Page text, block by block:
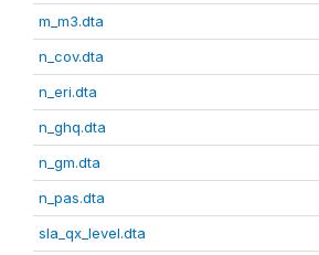
m_m3.dta
n_cov.dta
n_eri.dta
n_ghq.dta
n_gm.dta
n_pas.dta
sla_qx_level.dta